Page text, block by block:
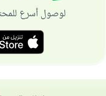
لوصول أسرع